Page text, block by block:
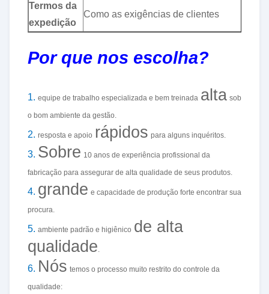
Termos da
expedição
Como as exigências de clientes
Por que nos escolha?
1. equipe de trabalho especializada e bem treinada alta sob
o bom ambiente da gestão.
2. resposta e apoio rápidos para alguns inquéritos.
3. Sobre 10 anos de experiência profissional da
fabricação para assegurar de alta qualidade de seus produtos.
4. grande e capacidade de produção forte encontrar sua
procura.
5. ambiente padrão e higiênico de alta
qualidade.
6. Nós temos o processo muito restrito do controle da
qualidade: